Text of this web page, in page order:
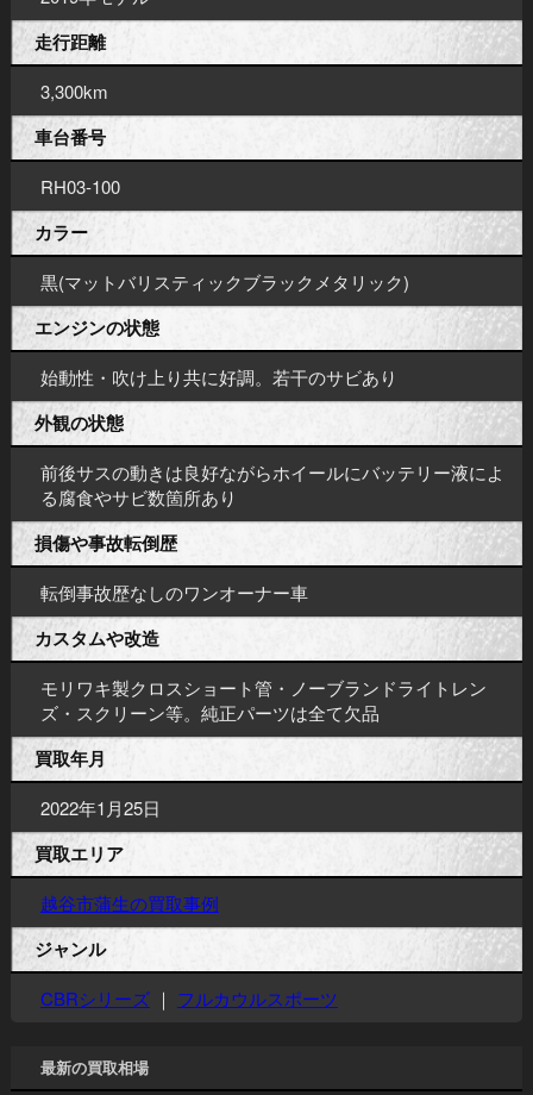
2019年モデル
走行距離
3,300km
車台番号
RH03-100
カラー
黒(マットバリスティックブラックメタリック)
エンジンの状態
始動性・吹け上り共に好調。若干のサビあり
外観の状態
前後サスの動きは良好ながらホイールにバッテリー液によ
る腐食やサビ数箇所あり
損傷や事故転倒歴
転倒事故歴なしのワンオーナー車
カスタムや改造
モリワキ製クロスショート管・ノーブランドライトレン
ズ・スクリーン等。純正パーツは全て欠品
買取年月
2022年1月25日
買取エリア
越谷市蒲生の買取事例
ジャンル
｜
最新の買取相場